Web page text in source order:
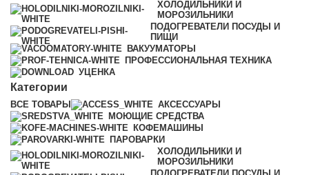
ХОЛОДИЛЬНИКИ И
МОРОЗИЛЬНИКИ
ПОДОГРЕВАТЕЛИ ПОСУДЫ И
ПИЩИ
ВАКУУМАТОРЫ
ПРОФЕССИОНАЛЬНАЯ ТЕХНИКА
УЦЕНКА
Категории
ВСЕ ТОВАРЫ
АКСЕССУАРЫ
МОЮЩИЕ СРЕДСТВА
КОФЕМАШИНЫ
ПАРОВАРКИ
ХОЛОДИЛЬНИКИ И
МОРОЗИЛЬНИКИ